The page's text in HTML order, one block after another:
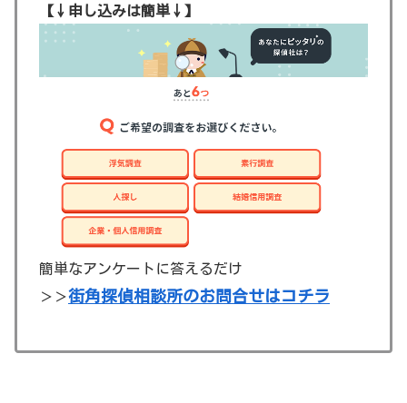
【↓申し込みは簡単↓】
簡単なアンケートに答えるだけ
＞＞街角探偵相談所のお問合せはコチラ